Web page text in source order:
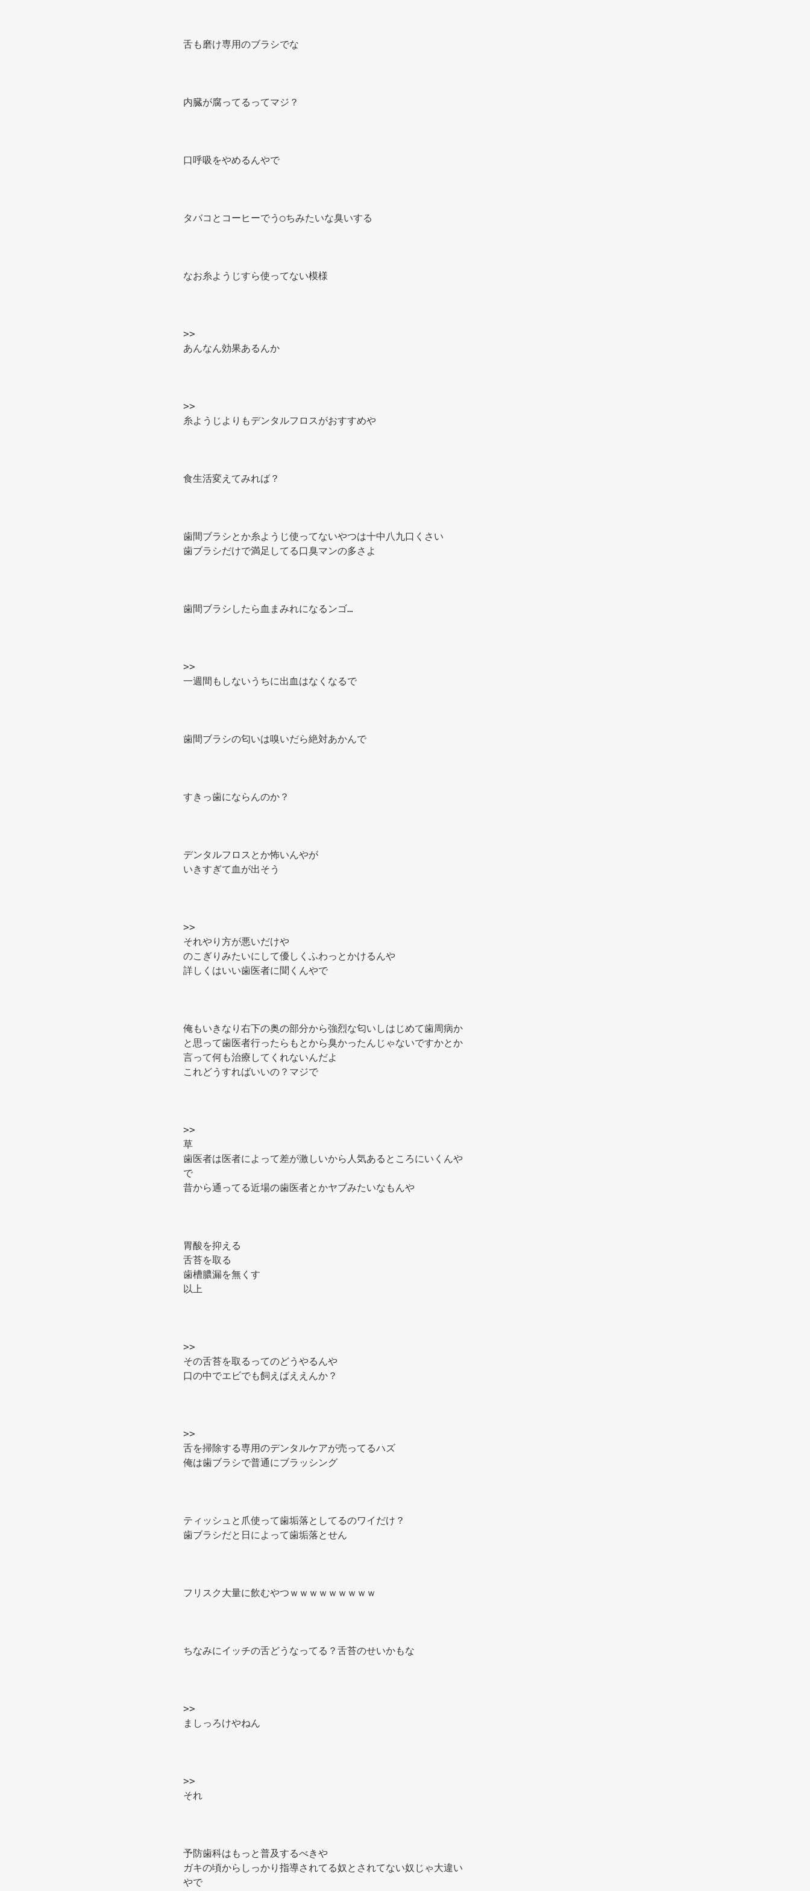
舌も磨け専用のブラシでな
内臓が腐ってるってマジ？
口呼吸をやめるんやで
タバコとコーヒーでう○ちみたいな臭いする
なお糸ようじすら使ってない模様
>>
あんなん効果あるんか
>>
糸ようじよりもデンタルフロスがおすすめや
食生活変えてみれば？
歯間ブラシとか糸ようじ使ってないやつは十中八九口くさい
歯ブラシだけで満足してる口臭マンの多さよ
歯間ブラシしたら血まみれになるンゴ…
>>
一週間もしないうちに出血はなくなるで
歯間ブラシの匂いは嗅いだら絶対あかんで
すきっ歯にならんのか？
デンタルフロスとか怖いんやが
いきすぎて血が出そう
>>
それやり方が悪いだけや
のこぎりみたいにして優しくふわっとかけるんや
詳しくはいい歯医者に聞くんやで
俺もいきなり右下の奥の部分から強烈な匂いしはじめて歯周病か
と思って歯医者行ったらもとから臭かったんじゃないですかとか
言って何も治療してくれないんだよ
これどうすればいいの？マジで
>>
草
歯医者は医者によって差が激しいから人気あるところにいくんや
で
昔から通ってる近場の歯医者とかヤブみたいなもんや
胃酸を抑える
舌苔を取る
歯槽膿漏を無くす
以上
>>
その舌苔を取るってのどうやるんや
口の中でエビでも飼えばええんか？
>>
舌を掃除する専用のデンタルケアが売ってるハズ
俺は歯ブラシで普通にブラッシング
ティッシュと爪使って歯垢落としてるのワイだけ？
歯ブラシだと日によって歯垢落とせん
フリスク大量に飲むやつｗｗｗｗｗｗｗｗｗ
ちなみにイッチの舌どうなってる？舌苔のせいかもな
>>
ましっろけやねん
>>
それ
予防歯科はもっと普及するべきや
ガキの頃からしっかり指導されてる奴とされてない奴じゃ大違い
やで